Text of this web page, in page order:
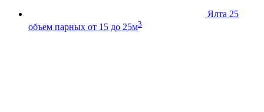
Ялта 25
объем парных от 15 до 25м3